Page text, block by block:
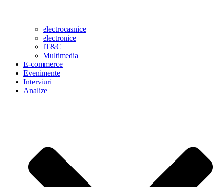
electrocasnice
electronice
IT&C
Multimedia
E-commerce
Evenimente
Interviuri
Analize